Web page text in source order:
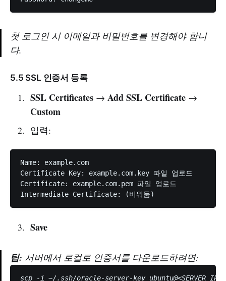
첫 로그인 시 이메일과 비밀번호를 변경해야 합니
다.
5.5 SSL 인증서 등록
SSL Certificates→ Add SSL Certificate→
Custom
입력:
Name: example.com
Certificate Key: example.com.key 파일 업로드
Certificate: example.com.pem 파일 업로드
Save
팁: 서버에서 로컬로 인증서를 다운로드하려면: